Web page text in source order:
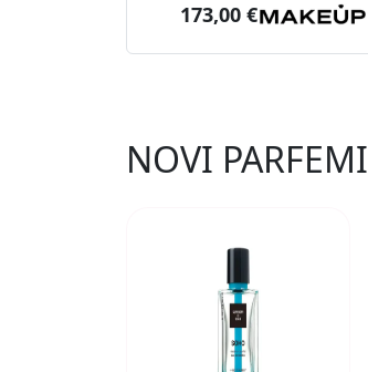
173,00 €
NOVI PARFEMI